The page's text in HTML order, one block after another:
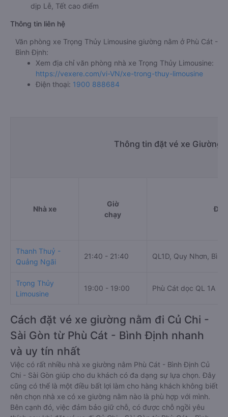
dịp Lễ, Tết cao điểm
Thông tin liên hệ
Văn phòng xe Trọng Thủy Limousine giường nằm ở Phù Cát -
Bình Định:
Xem địa chỉ văn phòng nhà xe Trọng Thủy Limousine:
https://vexere.com/vi-VN/xe-trong-thuy-limousine
Điện thoại: 1900 888684
Thông tin đặt vé xe Giường
Nhà xe
Giờ
chạy
Thanh Thuỷ -
Quảng Ngãi
21:40 - 21:40 QL1D, Quy Nhơn,
Trọng Thủy
Limousine
19:00 - 19:00 Phù Cát dọc QL 1A
Cách đặt vé xe giường nằm đi Củ Chi -
Sài Gòn từ Phù Cát - Bình Định nhanh
và uy tín nhất
Việc có rất nhiều nhà xe giường nằm Phù Cát - Bình Định Củ
Chi - Sài Gòn giúp cho du khách có đa dạng sự lựa chọn. Đây
cũng có thể là một điều bất lợi làm cho hàng khách không biết
nên chọn nhà xe có xe giường nằm nào là phù hợp với mình.
Bên cạnh đó, việc đảm bảo giữ chỗ, có được chỗ ngồi yêu